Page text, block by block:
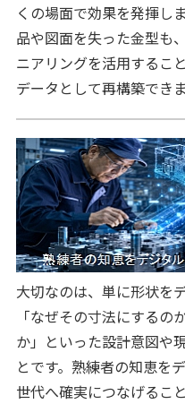
くの場面で効果を発揮し
品や図面を失った金型も
ニアリングを活用するこ
データとして再構築できま
大切なのは、単に形状を
「なぜその寸法にする
か」といった設計意図や
とです。熟練者の知恵を
世代へ確実につなげるこ